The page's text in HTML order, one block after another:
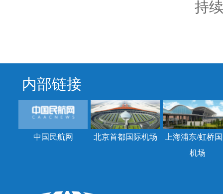
持
内部链接
中国民航网 北京首都国际机场
上海浦东/虹桥
机场